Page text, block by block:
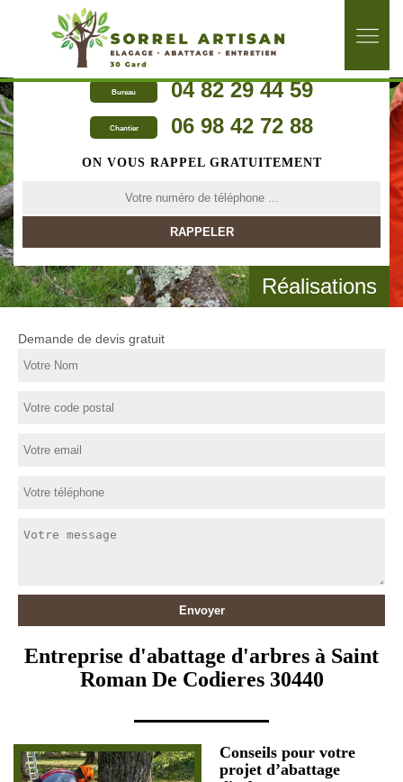
Bureau 04 82 29 44 59
Chantier 06 98 42 72 88
ON VOUS RAPPEL GRATUITEMENT
Réalisations
Demande de devis gratuit
Entreprise d'abattage d'arbres à Saint
Roman De Codieres 30440
Conseils pour votre
projet d’abattage